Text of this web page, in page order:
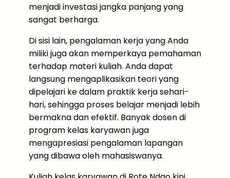
menjadi investasi jangka panjang yang
sangat berharga.
Di sisi lain, pengalaman kerja yang Anda
miliki juga akan memperkaya pemahaman
terhadap materi kuliah. Anda dapat
langsung mengaplikasikan teori yang
dipelajari ke dalam praktik kerja sehari-
hari, sehingga proses belajar menjadi lebih
bermakna dan efektif. Banyak dosen di
program kelas karyawan juga
mengapresiasi pengalaman lapangan
yang dibawa oleh mahasiswanya.